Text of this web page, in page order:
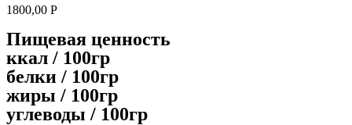
1800,00 Р
Пищевая ценность
ккал / 100гр
белки / 100гр
жиры / 100гр
углеводы / 100гр